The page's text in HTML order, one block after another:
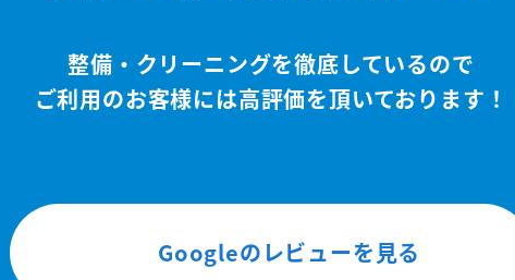
整備・クリーニングを徹底しているので
ご利用のお客様には高評価を頂いております！
Googleのレビューを見る